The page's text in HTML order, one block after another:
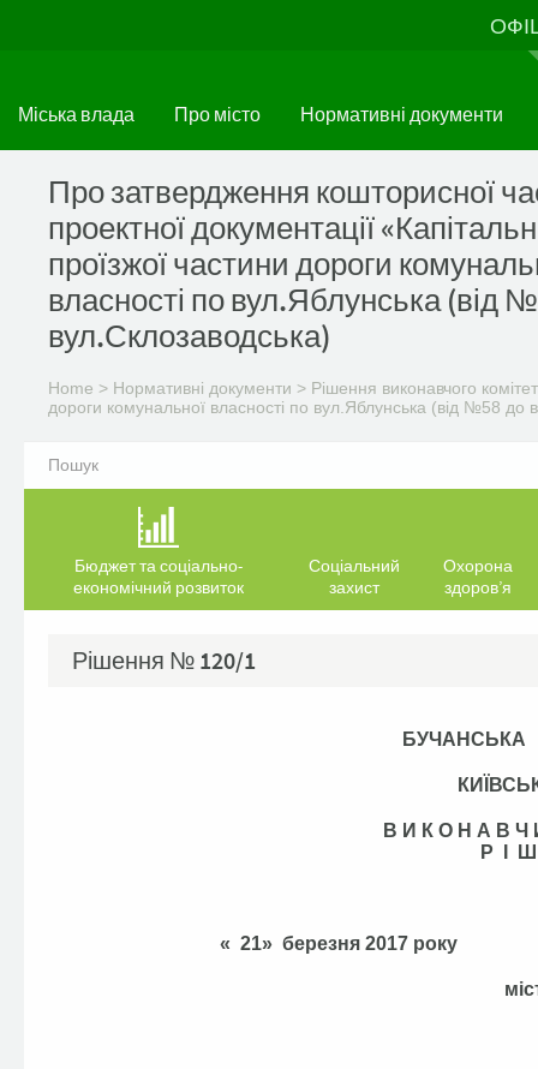
Міська влада Про місто Нормативні документи
Про затвердження кошторисної
проектної документації
проїзжої частини дороги
власності по вул.Яблунська (від
вул.Склозаводська)
Home > Нормативні документи > Рішення виконавчого
дороги комунальної власності по вул.Яблунська (від №58 до
Бюджет та соціально-
економічний розвиток
Соціальний
захист
Охорона
здоров’я
Рішення № 120/1
В И К О Н А В
Р І
« 21» березня